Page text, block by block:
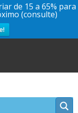
de 15 a 65% para
(consulte)